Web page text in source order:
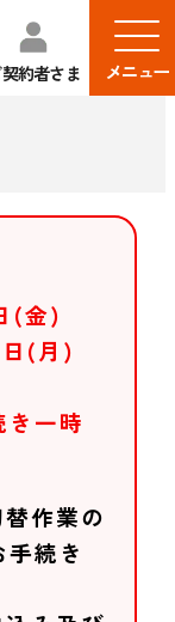
約者さま メニュー
(金)
(月)
き一時
作業の
続き